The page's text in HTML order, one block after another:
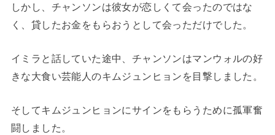
しかし、チャンソンは彼女が恋しくて会ったのではな
く、貸したお金をもらおうとして会っただけでした。
イミラと話していた途中、チャンソンはマンウォルの好
きな大食い芸能人のキムジュンヒョンを目撃しました。
そしてキムジュンヒョンにサインをもらうために孤軍奮
闘しました。